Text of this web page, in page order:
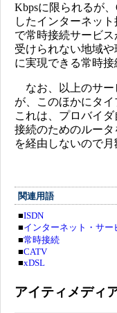
Kbpsに限られるが
したインターネッ
で常時接続サービ
受けられない地域
に実現できる常時接
なお、以上のサー
が、このほかにタイ
これは、プロバイ
接続のためのルー
を経由しないので月
関連用語
■ISDN
■インターネット・サ
■常時接続
■CATV
■xDSL
アイティメディ